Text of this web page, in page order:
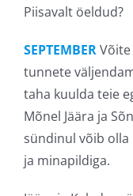
Piisavalt öeldud?
SEPTEMBER
tunnete
taha kuulda teie
Mõnel Jäära ja
sündinul võib olla
ja minapildiga.